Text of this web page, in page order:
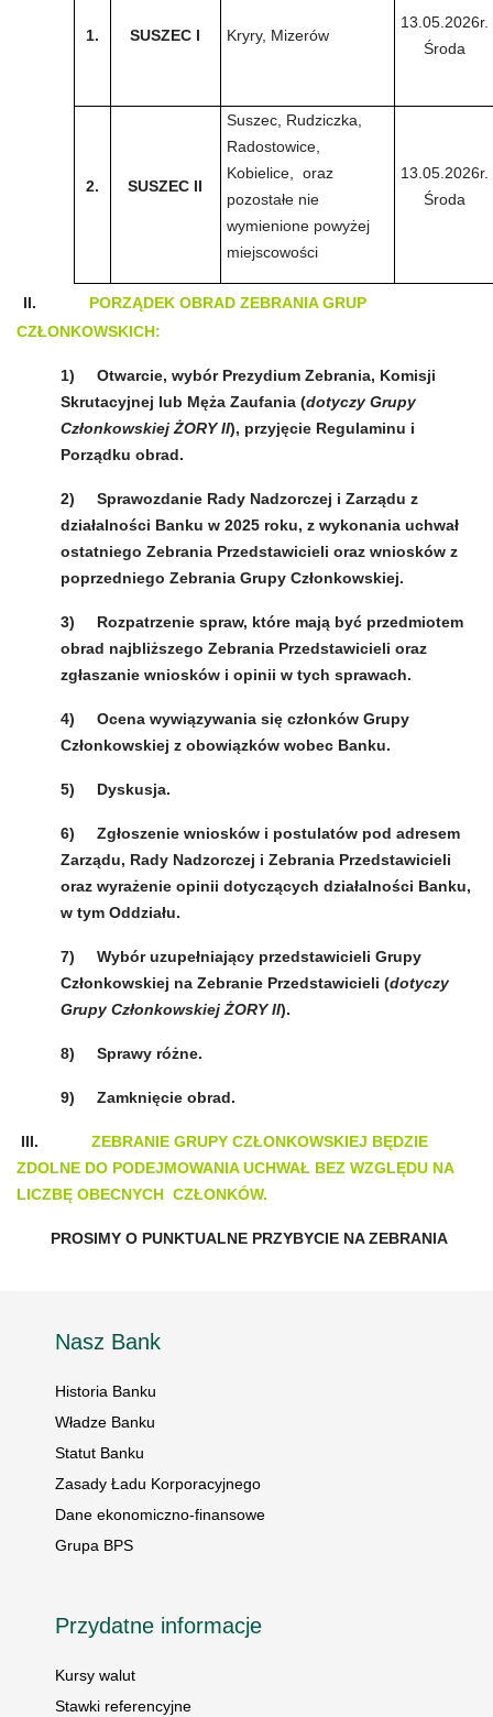
1. SUSZEC I Kryry, Mizerów
13.05.2026r.
Środa
2. SUSZEC II
Suszec, Rudziczka,
Radostowice,
Kobielice,
oraz
pozostałe nie
wymienione powyżej
miejscowości
13.05.2026r.
Środa
II.
PORZĄDEK OBRAD ZEBRANIA GRUP
CZŁONKOWSKICH:
1)
Otwarcie, wybór Prezydium Zebrania, Komisji
Skrutacyjnej lub Męża Zaufania (dotyczy Grupy
Członkowskiej ŻORY II), przyjęcie Regulaminu i
Porządku obrad.
2)
Sprawozdanie Rady Nadzorczej i Zarządu z
działalności Banku w 2025 roku, z wykonania uchwał
ostatniego Zebrania Przedstawicieli oraz wniosków z
poprzedniego Zebrania Grupy Członkowskiej.
3)
Rozpatrzenie spraw, które mają być przedmiotem
obrad najbliższego Zebrania Przedstawicieli oraz
zgłaszanie wniosków i opinii w tych sprawach.
4)
Ocena wywiązywania się członków Grupy
Członkowskiej z obowiązków wobec Banku.
5) Dyskusja.
6)
Zgłoszenie wniosków i postulatów pod adresem
Zarządu, Rady Nadzorczej i Zebrania Przedstawicieli
oraz wyrażenie opinii dotyczących działalności Banku,
w tym Oddziału.
7)
Wybór uzupełniający przedstawicieli Grupy
Członkowskiej na Zebranie Przedstawicieli (dotyczy
Grupy Członkowskiej ŻORY II).
8) Sprawy różne.
9) Zamknięcie obrad.
III.
ZEBRANIE GRUPY CZŁONKOWSKIEJ BĘDZIE
ZDOLNE DO PODEJMOWANIA UCHWAŁ BEZ WZGLĘDU NA
LICZBĘ OBECNYCH CZŁONKÓW.
PROSIMY O PUNKTUALNE PRZYBYCIE NA ZEBRANIA
Nasz Bank
Historia Banku
Władze Banku
Statut Banku
Zasady Ładu Korporacyjnego
Dane ekonomiczno-finansowe
Grupa BPS
Przydatne informacje
Kursy walut
Stawki referencyjne